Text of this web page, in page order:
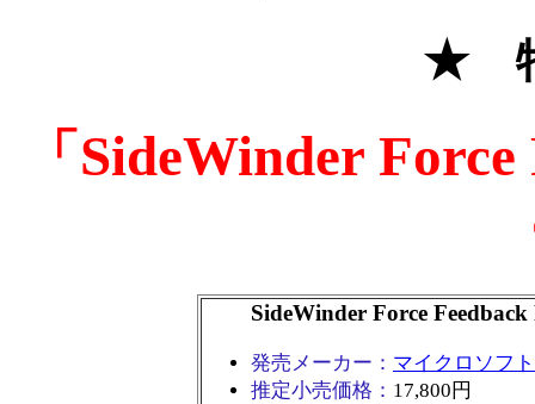
★
「SideWinder
SideWinder Force Feedback
発売メーカー： マイクロソフト
推定小売価格： 17,800円